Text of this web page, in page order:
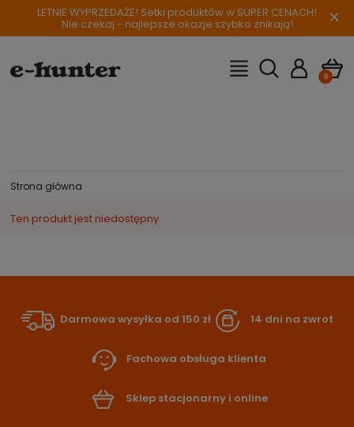
LETNIE WYPRZEDAŻE! Setki produktów w SUPER CENACH!
Nie czekaj - najlepsze okazje szybko znikają! ×
Strona główna
Ten produkt jest niedostępny.
Darmowa wysyłka od 150 zł 14 dni na zwrot
Fachowa obsługa klienta
Sklep stacjonarny i online